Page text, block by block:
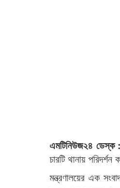
এমটিনিউজ২৪ ডেস্ক :
চারটি থানায়
মন্ত্রণালয়ের এক